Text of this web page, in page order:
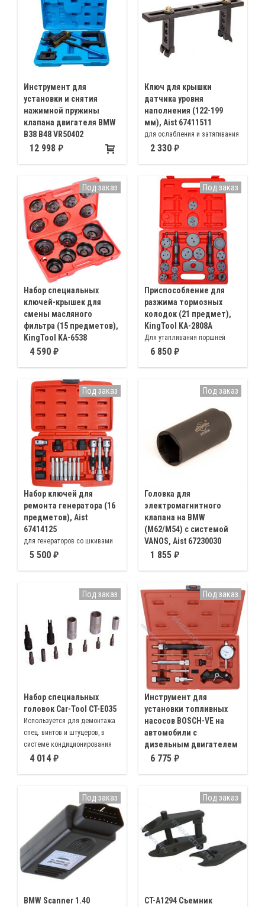
Инструмент для
установки и снятия
нажимной пружины
клапана двигателя BMW
B38 B48 VR50402
для разборки и установки
12 998
Ключ для крышки
датчика уровня
наполнения (122-199
мм), Aist 67411511
для ослабления и затягивания
пластмассового запорного
повреждений
2 330
Набор специальных
ключей-крышек для
смены масляного
фильтра (15 предметов),
KingTool KA-6538
Съёмники-чашки из прочного
68мм, 73/14 ∅ 73мм, 74, 76/15
∅ 74, 76мм, 76/14 ∅ 76мм,
80/15 ∅ 80мм
4 590
Под заказ
Приспособление для
разжима тормозных
колодок (21 предмет),
KingTool KA-2808A
Для утапливания поршней
тормозного цилиндра со
системы (правое, левое
6 850
Под заказ
Набор ключей для
ремонта генератора (16
предметов), Aist
67414125
для генераторов со шкивами
свободного хода, для монтажа
5 500
Под заказ
Головка для
электромагнитного
клапана на BMW
(M62/M54) с системой
VANOS, Aist 67230030
Для монтажа/демонтажа
VANOS
1 855
Под заказ
Набор специальных
головок Car-Tool CT-E035
Используется для демонтажа
спец. винтов и штуцеров, в
системе кондиционирования
воздуха, демонтажа датчика
4 014
Под заказ
Инструмент для
установки топливных
насосов BOSCH-VE на
автомобили с
дизельным двигателем
Aist 67230560
дизельных двигателей с ТНВД
Bosch VE Rotary, Kiki, Nippon
Denso, CAV Rotodiesel
6 775
Под заказ
BMW Scanner 1.40
Под заказ
CT-A1294 Съемник
Под заказ